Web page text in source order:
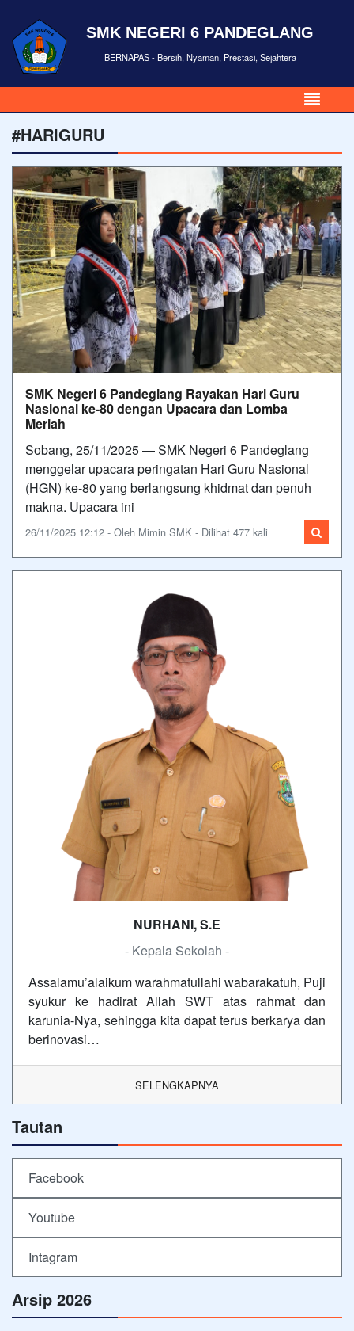
SMK NEGERI 6 PANDEGLANG
BERNAPAS - Bersih, Nyaman, Prestasi, Sejahtera
#HARIGURU
SMK Negeri 6 Pandeglang Rayakan Hari Guru
Nasional ke-80 dengan Upacara dan Lomba
Meriah
Sobang, 25/11/2025 — SMK Negeri 6 Pandeglang
menggelar upacara peringatan Hari Guru Nasional
(HGN) ke-80 yang berlangsung khidmat dan penuh
makna. Upacara ini
26/11/2025 12:12 - Oleh Mimin SMK - Dilihat 477 kali
NURHANI, S.E
- Kepala Sekolah -
Assalamu’alaikum warahmatullahi wabarakatuh, Puji
syukur ke hadirat Allah SWT atas rahmat dan
karunia-Nya, sehingga kita dapat terus berkarya dan
berinovasi…
SELENGKAPNYA
Tautan
Facebook
Youtube
Intagram
Arsip 2026